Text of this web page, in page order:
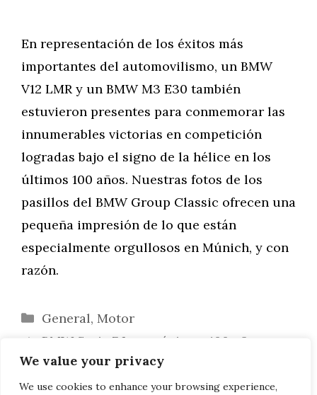
We value your privacy
We use cookies to enhance your browsing experience,
En representación de los éxitos más
importantes del automovilismo, un BMW
V12 LMR y un BMW M3 E30 también
estuvieron presentes para conmemorar las
innumerables victorias en competición
logradas bajo el signo de la hélice en los
últimos 100 años. Nuestras fotos de los
pasillos del BMW Group Classic ofrecen una
pequeña impresión de lo que están
especialmente orgullosos en Múnich, y con
razón.
Categorías
General, Motor
BMW Serie 7 Los próximos 100 años:
Fotos en directo del Montblanc Serie 7
BMW M2: El fondo de pantalla muestra al